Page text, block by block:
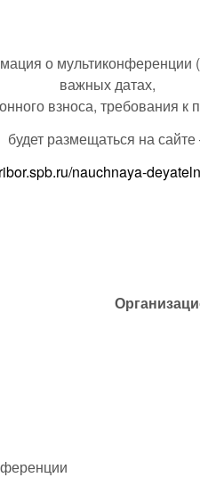
о мультиконференции
важных датах,
взноса, требования к
будет размещаться на сайте
nauchnaya-